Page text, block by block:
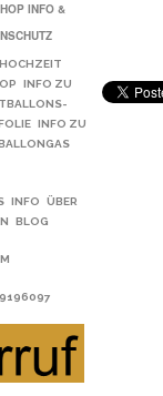
INFO &
HOCHZEIT
INFO ZU
INFO ZU
INFO
ÜBER
BLOG